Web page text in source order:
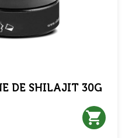
DE SHILAJIT 30G